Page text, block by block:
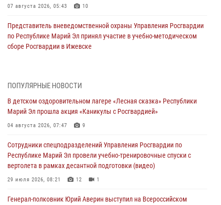
07 августа 2026, 05:43 10
Представитель вневедомственной охраны Управления Росгвардии
по Республике Марий Эл принял участие в учебно-методическом
сборе Росгвардии в Ижевске
провели более 90 проверок мест хранения гражданского оружия
06 августа 2026, 08:00
В Марий Эл сотрудники вневедомственной охраны Росгвардии за
05 августа 2026, 09:44
В Марий Эл для сотрудников Росгвардии прошло занятие,
посвящённое памяти генерала армии Ивана Кирилловича Яковлева
ПОПУЛЯРНЫЕ НОВОСТИ
В детском оздоровительном лагере «Лесная сказка» Республики
Марий Эл прошла акция «Каникулы с Росгвардией»
04 августа 2026, 07:47 9
Сотрудники спецподразделений Управления Росгвардии по
Республике Марий Эл провели учебно-тренировочные спуски с
вертолета в рамках десантной подготовки (видео)
29 июля 2026, 08:21 12 1
Генерал-полковник Юрий Аверин выступил на Всероссийском